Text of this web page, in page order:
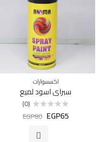
اكسسوارات
سبراي اسود لميع
التقييم
(0)
EGP65
EGP80